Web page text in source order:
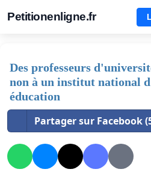
Petitionenligne.fr
Des professeurs
non à un institut national
éducation
Partager sur Facebook